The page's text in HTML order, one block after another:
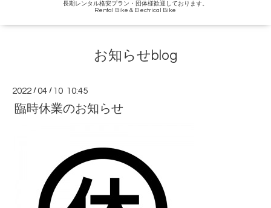
長期レンタル格安プラン・団体様歓迎しております。
Rental Bike＆Electrical Bike
お知らせblog
2022 /04 / 10 10:45
臨時休業のお知らせ